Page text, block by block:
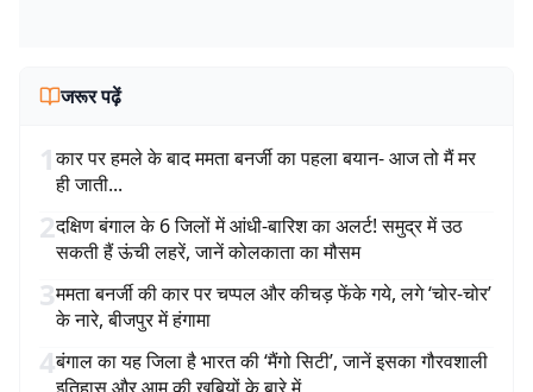
जरूर पढ़ें
1कार पर हमले के बाद ममता बनर्जी का पहला बयान- आज तो मैं मर
ही जाती...
2दक्षिण बंगाल के 6 जिलों में आंधी-बारिश का अलर्ट! समुद्र में उठ
सकती हैं ऊंची लहरें, जानें कोलकाता का मौसम
3ममता बनर्जी की कार पर चप्पल और कीचड़ फेंके गये, लगे ‘चोर-चोर’
के नारे, बीजपुर में हंगामा
4बंगाल का यह जिला है भारत की ‘मैंगो सिटी’, जानें इसका गौरवशाली